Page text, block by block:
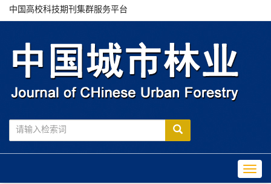
中国高校科技期刊集群服务平台